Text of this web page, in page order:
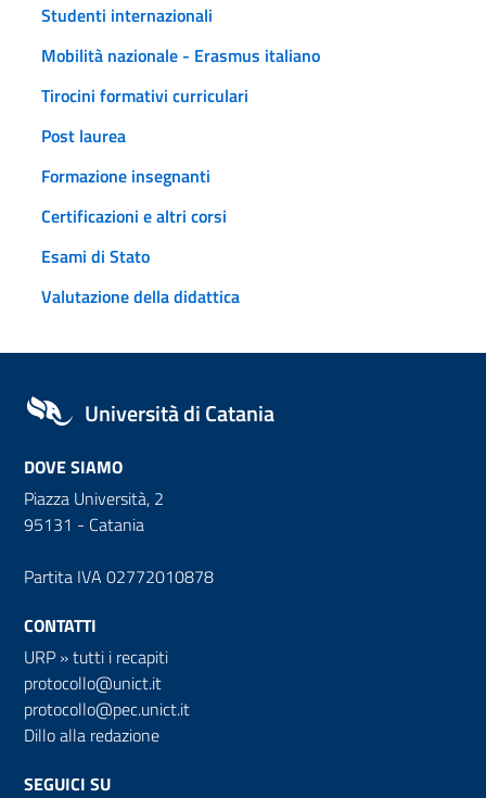
Studenti internazionali
Mobilità nazionale - Erasmus italiano
Tirocini formativi curriculari
Post laurea
Formazione insegnanti
Certificazioni e altri corsi
Esami di Stato
Valutazione della didattica
Università di Catania
DOVE SIAMO
Piazza Università, 2
95131 - Catania
Partita IVA 02772010878
CONTATTI
URP »tutti i recapiti
protocollo@unict.it
protocollo@pec.unict.it
Dillo alla redazione
SEGUICI SU